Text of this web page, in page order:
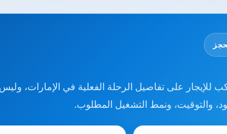
خدمة فان 13 راكب للإيجار على تفاصيل الرحلة الفعلية في
والتوقيت، ونمط التشغيل المطلوب.